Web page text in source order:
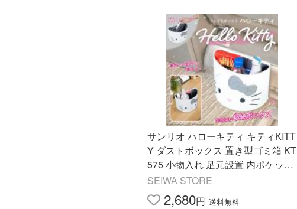
サンリオ ハローキティ キティKITT
Y ダストボックス 置き型ゴミ箱 KT
575 小物入れ 足元設置 内ポケット
小物 洗車グッズ 収納 ゴミ箱 Sanri
o セイワ(SEIWA)
SEIWA STORE
2,680円 送料無料